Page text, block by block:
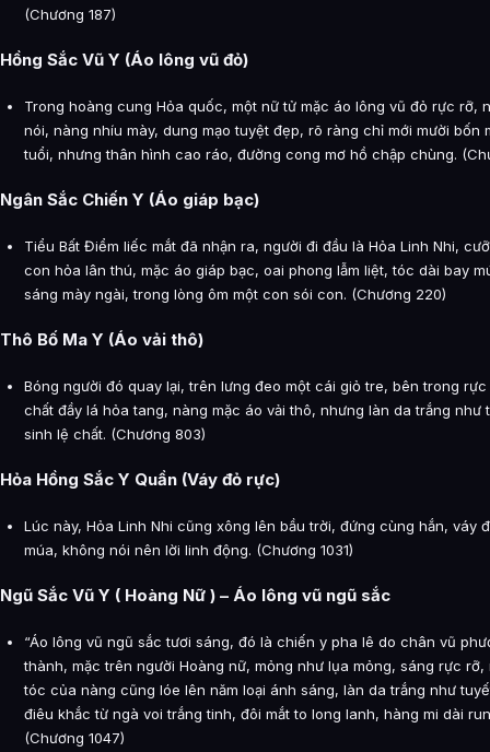
(Chương 187)
Hồng Sắc Vũ Y (Áo lông vũ đỏ)
Trong hoàng cung Hỏa quốc, một nữ tử mặc áo lông vũ đỏ rực rỡ,
nói, nàng nhíu mày, dung mạo tuyệt đẹp, rõ ràng chỉ mới mười bốn
tuổi, nhưng thân hình cao ráo, đường cong mơ hồ chập chùng.
Ngân Sắc Chiến Y (Áo giáp bạc)
Tiểu Bất Điểm liếc mắt đã nhận ra, người đi đầu là Hỏa Linh Nhi,
con hỏa lân thú, mặc áo giáp bạc, oai phong lẫm liệt, tóc dài bay
sáng mày ngài, trong lòng ôm một con sói con. (Chương 220)
Thô Bố Ma Y (Áo vải thô)
Bóng người đó quay lại, trên lưng đeo một cái giỏ tre, bên trong
chất đầy lá hỏa tang, nàng mặc áo vải thô, nhưng làn da trắng như
sinh lệ chất. (Chương 803)
Hỏa Hồng Sắc Y Quần (Váy đỏ rực)
Lúc này, Hỏa Linh Nhi cũng xông lên bầu trời, đứng cùng hắn, váy
múa, không nói nên lời linh động. (Chương 1031)
Ngũ Sắc Vũ Y ( Hoàng Nữ ) – Áo lông vũ ngũ sắc
“Áo lông vũ ngũ sắc tươi sáng, đó là chiến y pha lê do chân vũ
thành, mặc trên người Hoàng nữ, mỏng như lụa mỏng, sáng rực rỡ,
tóc của nàng cũng lóe lên năm loại ánh sáng, làn da trắng như
điêu khắc từ ngà voi trắng tinh, đôi mắt to long lanh, hàng mi dài run
(Chương 1047)